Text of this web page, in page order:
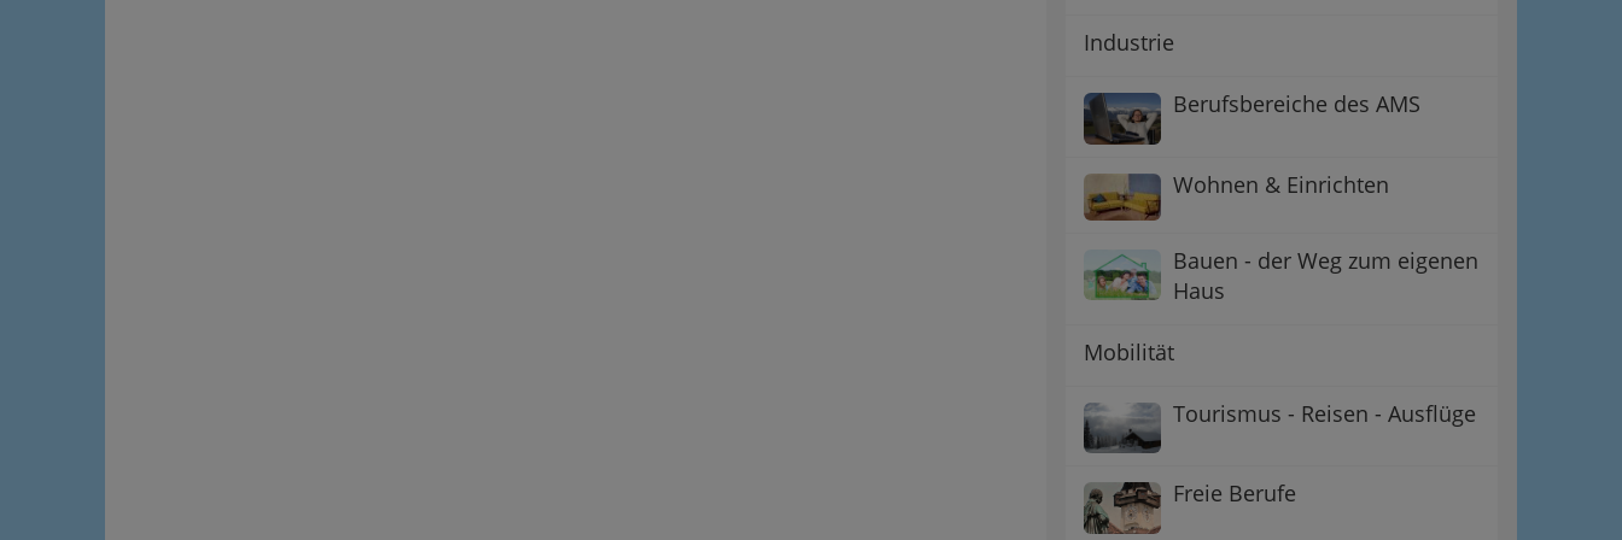
Industrie
Berufsbereiche des AMS
Wohnen & Einrichten
Bauen - der Weg zum eigenen
Haus
Mobilität
Tourismus - Reisen - Ausflüge
Freie Berufe